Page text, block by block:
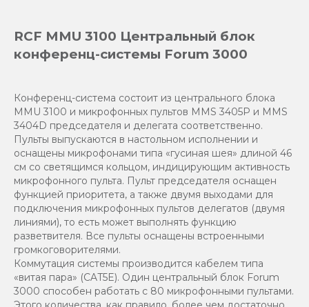
RCF MMU 3100 Центральный блок
конференц-системы Forum 3000
Конференц-система состоит из центрального блока
MMU 3100 и микрофонных пультов MMS 3405P и MMS
3404D председателя и делегата соответственно.
Пульты выпускаются в настольном исполнении и
оснащены микрофонами типа «гусиная шея» длиной 46
см со светящимся кольцом, индицирующим активность
микрофонного пульта. Пульт председателя оснащен
функцией приоритета, а также двумя выходами для
подключения микрофонных пультов делегатов (двумя
линиями), то есть может выполнять функцию
разветвителя. Все пульты оснащены встроенными
громкоговорителями.
Коммутация системы производится кабелем типа
«витая пара» (CAT5E). Один центральный блок Forum
3000 способен работать с 80 микрофонными пультами.